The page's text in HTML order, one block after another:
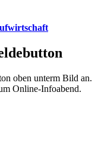
oben unterm Bild an.
Online-Infoabend.